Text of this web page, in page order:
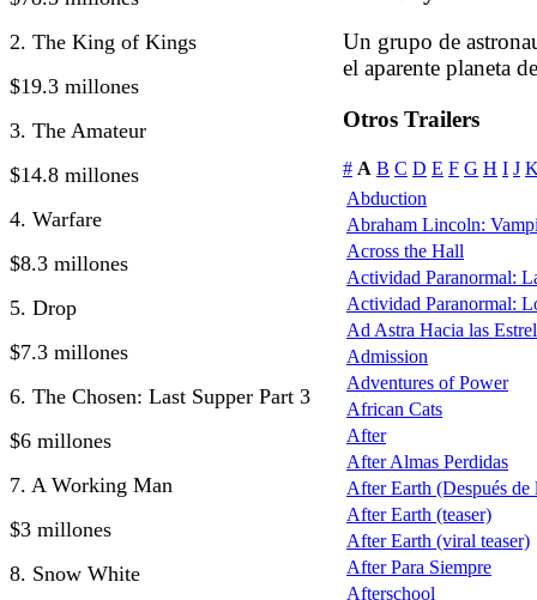
2. The King of Kings
$19.3 millones
3. The Amateur
$14.8 millones
4. Warfare
$8.3 millones
5. Drop
$7.3 millones
6. The Chosen: Last Supper Part 3
$6 millones
7. A Working Man
$3 millones
8. Snow White
Un grupo de
el aparente planeta
Otros Trailers
# A B C D E F G H I J
Abduction
Abraham Lincoln:
Across the Hall
Actividad Paranormal:
Actividad Paranormal:
Ad Astra Hacia las
Admission
Adventures of Power
African Cats
After
After Almas Perdidas
After Earth (Después de
After Earth (teaser)
After Earth (viral teaser)
After Para Siempre
Afterschool